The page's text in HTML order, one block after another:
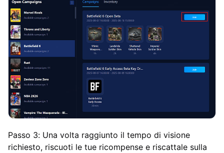
Passo 3: Una volta raggiunto il tempo di visione
richiesto, riscuoti le tue ricompense e riscattale sulla